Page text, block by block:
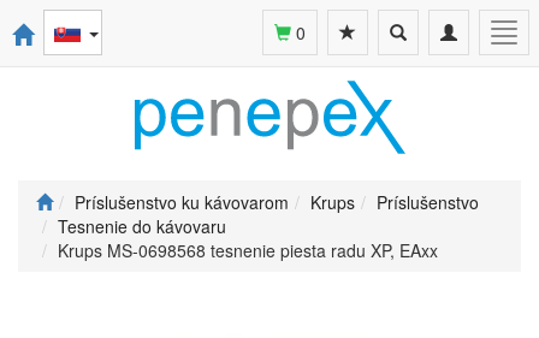
Toggle
navigation
Toggle
search
0
Príslušenstvo ku kávovarom Krups
Príslušenstvo
Tesnenie do kávovaru
Krups MS-0698568 tesnenie piesta radu XP, EAxx